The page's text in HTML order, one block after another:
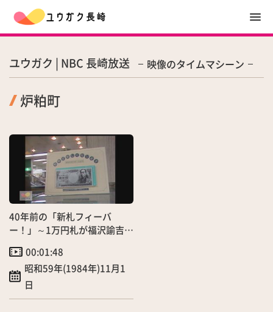
ユウガク | NBC 長崎放送 映像のタイムマシーン
炉粕町
40年前の「新札フィーバ
ー！」～1万円札が福沢諭吉に
00:01:48
昭和59年(1984年)11月1
日